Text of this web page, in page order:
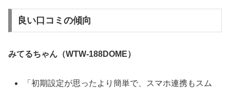
良い口コミの傾向
みてるちゃん（WTW-188DOME）
「初期設定が思ったより簡単で、スマホ連携もスム